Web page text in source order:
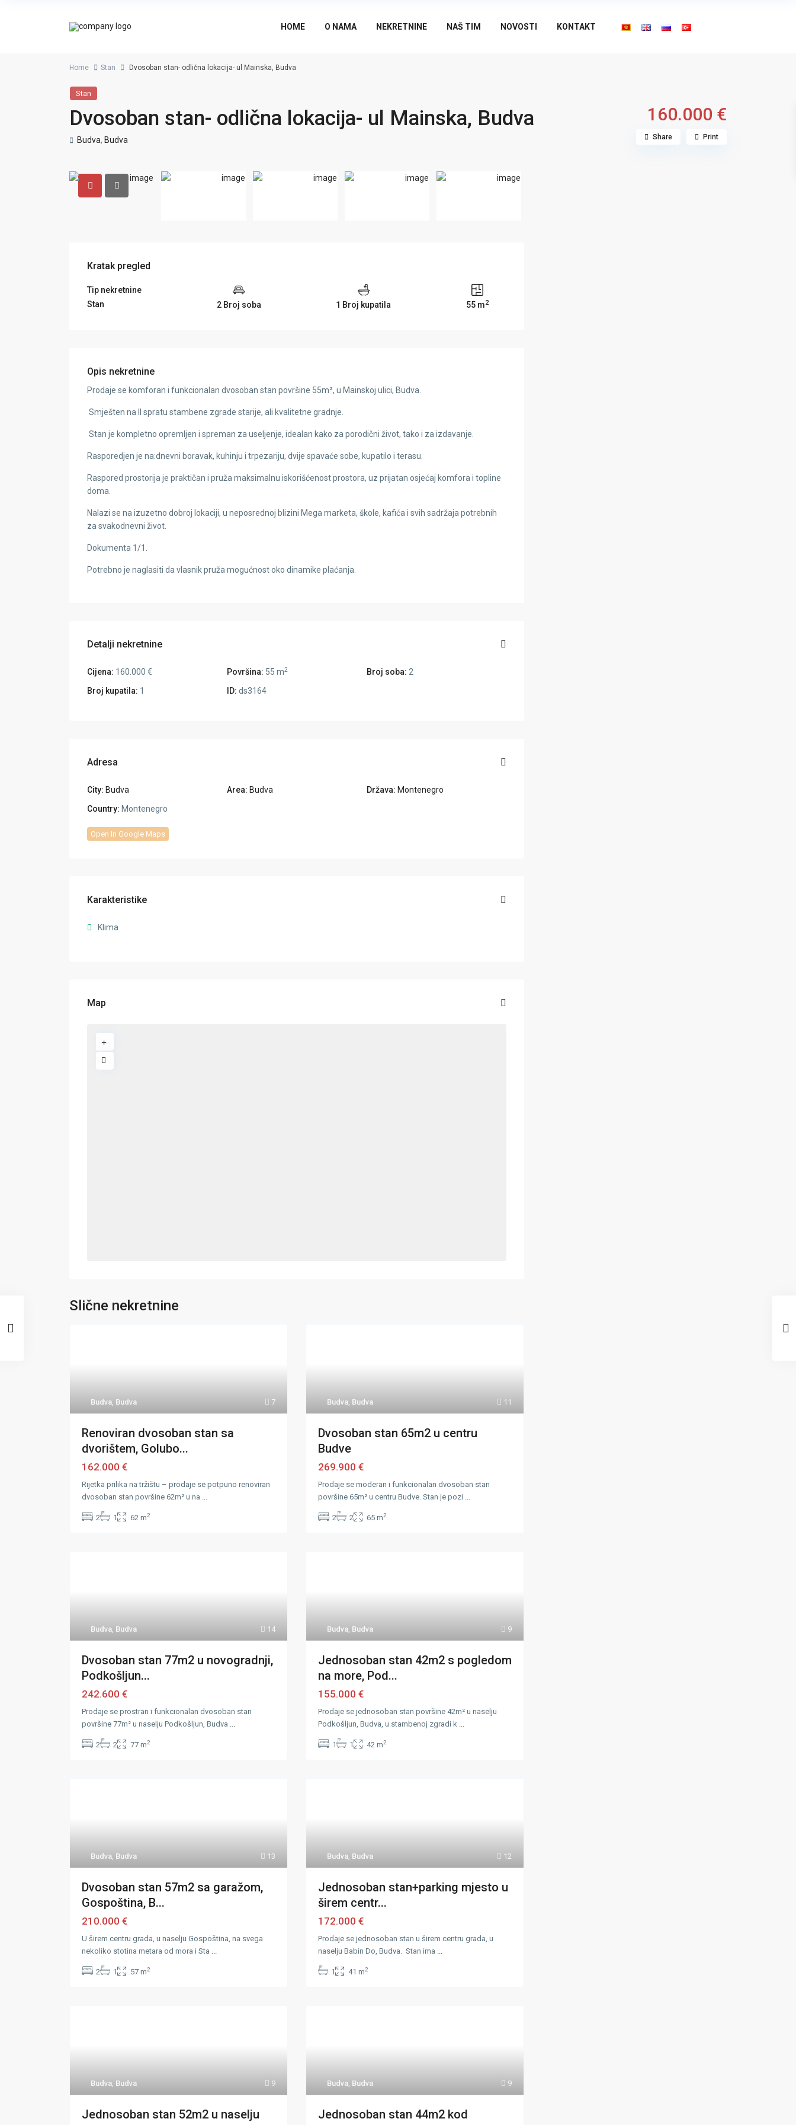
HOME O NAMA NEKRETNINE NAŠ TIM NOVOSTI KONTAKT
Home Stan Dvosoban stan- odlična lokacija- ul Mainska, Budva
Stan
Dvosoban stan- odlična lokacija- ul Mainska, Budva 160.000 €
Budva, Budva Share Print
Kratak pregled
Tip nekretnine
Stan
2 Broj soba 1 Broj kupatila 55 m2
Opis nekretnine
Prodaje se komforan i funkcionalan dvosoban stan površine 55m², u Mainskoj ulici, Budva.
Smješten na II spratu stambene zgrade starije, ali kvalitetne gradnje.
Stan je kompletno opremljen i spreman za useljenje, idealan kako za porodični život, tako i za izdavanje.
Rasporedjen je na:dnevni boravak, kuhinju i trpezariju, dvije spavaće sobe, kupatilo i terasu.
Raspored prostorija je praktičan i pruža maksimalnu iskorišćenost prostora, uz prijatan osjećaj komfora i topline
doma.
Nalazi se na izuzetno dobroj lokaciji, u neposrednoj blizini Mega marketa, škole, kafića i svih sadržaja potrebnih
za svakodnevni život.
Dokumenta 1/1.
Potrebno je naglasiti da vlasnik pruža mogućnost oko dinamike plaćanja.
Detalji nekretnine
Cijena: 160.000 € Površina: 55 m2 Broj soba: 2
Broj kupatila: 1 ID: ds3164
Adresa
City: Budva Area: Budva Država: Montenegro
Country: Montenegro
Open In Google Maps
Karakteristike
Klima
Map
Slične nekretnine
7
Budva, Budva
Renoviran dvosoban stan sa
dvorištem, Golubo...
162.000 €
Rijetka prilika na tržištu – prodaje se potpuno renoviran
dvosoban stan površine 62m² u na ...
2 1 62 m2
11
Budva, Budva
Dvosoban stan 65m2 u centru
Budve
269.900 €
Prodaje se moderan i funkcionalan dvosoban stan
površine 65m² u centru Budve. Stan je pozi ...
2 2 65 m2
14
Budva, Budva
Dvosoban stan 77m2 u novogradnji,
Podkošljun...
242.600 €
Prodaje se prostran i funkcionalan dvosoban stan
površine 77m² u naselju Podkošljun, Budva ...
2 2 77 m2
9
Budva, Budva
Jednosoban stan 42m2 s pogledom
na more, Pod...
155.000 €
Prodaje se jednosoban stan površine 42m² u naselju
Podkošljun, Budva, u stambenoj zgradi k ...
1 1 42 m2
13
Budva, Budva
Dvosoban stan 57m2 sa garažom,
Gospoština, B...
210.000 €
U širem centru grada, u naselju Gospoština, na svega
nekoliko stotina metara od mora i Sta ...
2 1 57 m2
12
Budva, Budva
Jednosoban stan+parking mjesto u
širem centr...
172.000 €
Prodaje se jednosoban stan u širem centru grada, u
naselju Babin Do, Budva. Stan ima ...
1 41 m2
9
Budva, Budva
Jednosoban stan 52m2 u naselju
9
Budva, Budva
Jednosoban stan 44m2 kod